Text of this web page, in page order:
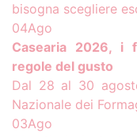
bisogna scegliere
04Ago
Casearia 2026, i
regole del gusto
Dal 28 al 30
Nazionale dei
03Ago